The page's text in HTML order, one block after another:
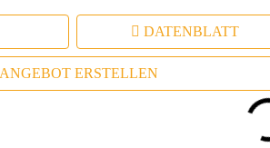
DATENBLATT
ANGEBOT ERSTELLEN